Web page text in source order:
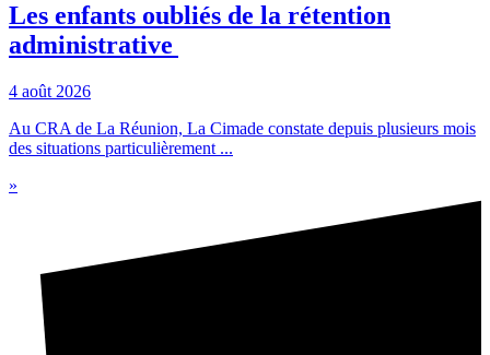
Les enfants oubliés de la rétention
administrative
4 août 2026
Au CRA de La Réunion, La Cimade constate depuis plusieurs mois
des situations particulièrement ...
»